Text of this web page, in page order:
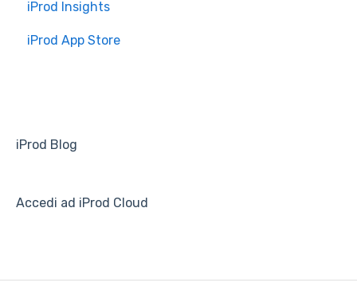
Installazione e Configurazione
iProd Insights
iProd App Store
iProd Blog
Accedi ad iProd Cloud